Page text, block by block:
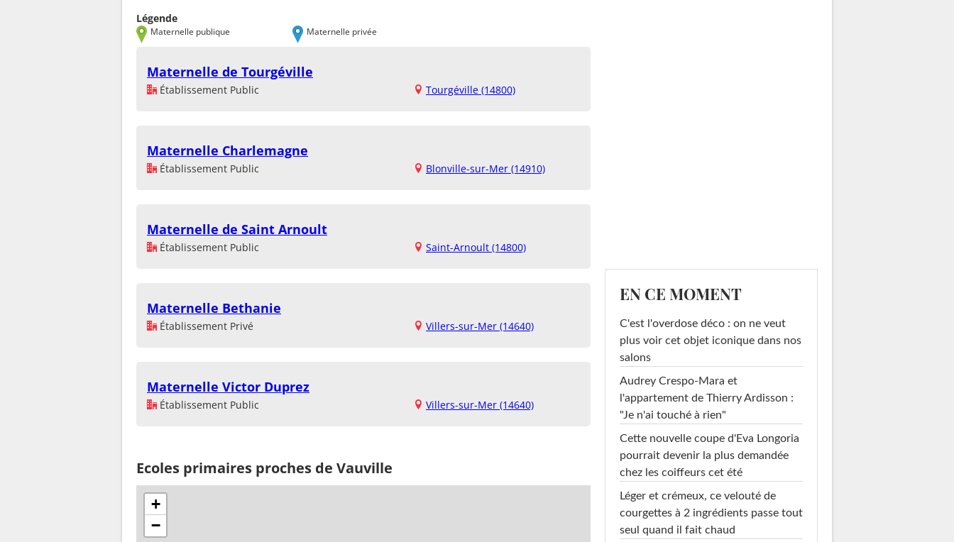
Légende
Maternelle publique Maternelle privée
Maternelle de Tourgéville
Établissement Public Tourgéville (14800)
Maternelle Charlemagne
Établissement Public Blonville-sur-Mer (14910)
Maternelle de Saint Arnoult
Établissement Public Saint-Arnoult (14800)
Maternelle Bethanie
Établissement Privé Villers-sur-Mer (14640)
Maternelle Victor Duprez
Établissement Public Villers-sur-Mer (14640)
Ecoles primaires proches de Vauville
+
−
EN CE MOMENT
C'est l'overdose déco : on ne veut
plus voir cet objet iconique dans nos
salons
Audrey Crespo-Mara et
l'appartement de Thierry Ardisson :
"Je n'ai touché à rien"
Cette nouvelle coupe d'Eva Longoria
pourrait devenir la plus demandée
chez les coiffeurs cet été
Léger et crémeux, ce velouté de
courgettes à 2 ingrédients passe tout
seul quand il fait chaud